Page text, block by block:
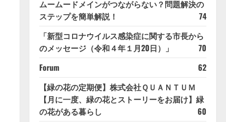
ムームードメインがつながらない？問題解決の
ステップを簡単解説！
74
「新型コロナウイルス感染症に関する市長から
のメッセージ（令和４年１月20日）」
70
Forum
62
【緑の花の定期便】株式会社ＱＵＡＮＴＵＭ
【月に一度、緑の花とストーリーをお届け】緑
の花がある暮らし
60